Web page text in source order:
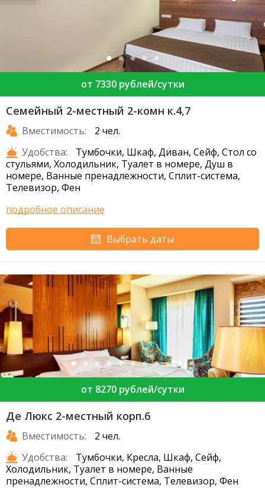
от 7330 рублей/сутки
Семейный 2-местный 2-комн к.4,7
Вместимость:
2 чел.
Удобства:
Тумбочки, Шкаф, Диван, Сейф, Стол со
стульями, Холодильник, Туалет в номере, Душ в
номере, Ванные пренадлежности, Сплит-система,
Телевизор, Фен
подробное описание
Выбрать даты
от 8270 рублей/сутки
Де Люкс 2-местный корп.6
Вместимость:
2 чел.
Удобства:
Тумбочки, Кресла, Шкаф, Сейф,
Холодильник, Туалет в номере, Ванные
пренадлежности, Сплит-система, Телевизор, Фен